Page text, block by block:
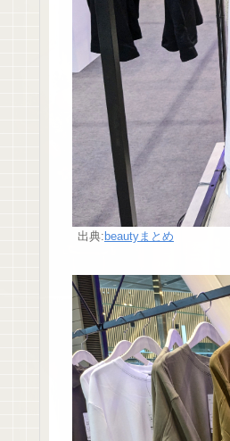
出典: beautyまとめ